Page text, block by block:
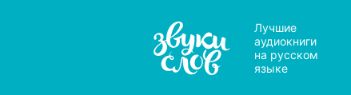
Лучшие
аудиокниги
на русском
языке